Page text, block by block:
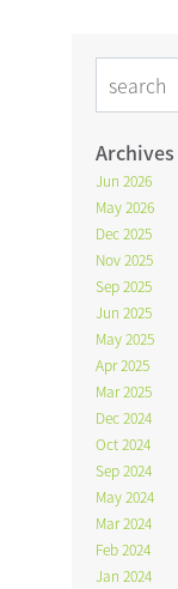
Archives
Jun 2026
May 2026
Dec 2025
Nov 2025
Sep 2025
Jun 2025
May 2025
Apr 2025
Mar 2025
Dec 2024
Oct 2024
Sep 2024
May 2024
Mar 2024
Feb 2024
Jan 2024